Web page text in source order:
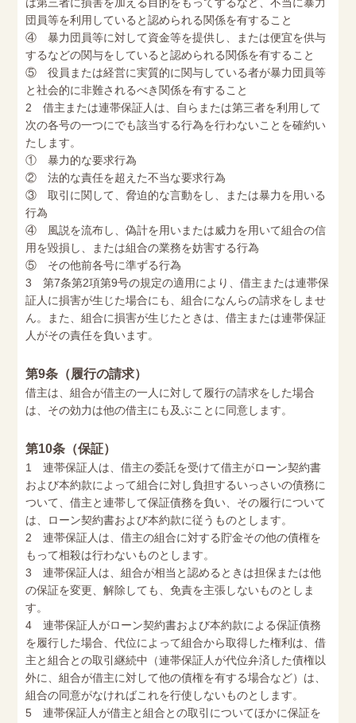
団員等を利用していると認められる関係を有すること
④ 暴力団員等に対して資金等を提供し、または便宜を供与
するなどの関与をしていると認められる関係を有すること
⑤ 役員または経営に実質的に関与している者が暴力団員等
と社会的に非難されるべき関係を有すること
2 借主または連帯保証人は、自らまたは第三者を利用して
次の各号の一つにでも該当する行為を行わないことを確約い
たします。
① 暴力的な要求行為
② 法的な責任を超えた不当な要求行為
③ 取引に関して、脅迫的な言動をし、または暴力を用いる
行為
④ 風説を流布し、偽計を用いまたは威力を用いて組合の信
用を毀損し、または組合の業務を妨害する行為
⑤ その他前各号に準ずる行為
3 第7条第2項第9号の規定の適用により、借主または連帯保
証人に損害が生じた場合にも、組合になんらの請求をしませ
ん。また、組合に損害が生じたときは、借主または連帯保証
人がその責任を負います。
第9条（履行の請求）
借主は、組合が借主の一人に対して履行の請求をした場合
は、その効力は他の借主にも及ぶことに同意します。
第10条（保証）
1 連帯保証人は、借主の委託を受けて借主がローン契約書
および本約款によって組合に対し負担するいっさいの債務に
ついて、借主と連帯して保証債務を負い、その履行について
は、ローン契約書および本約款に従うものとします。
2 連帯保証人は、借主の組合に対する貯金その他の債権を
もって相殺は行わないものとします。
3 連帯保証人は、組合が相当と認めるときは担保または他
の保証を変更、解除しても、免責を主張しないものとしま
す。
4 連帯保証人がローン契約書および本約款による保証債務
を履行した場合、代位によって組合から取得した権利は、借
主と組合との取引継続中（連帯保証人が代位弁済した債権以
外に、組合が借主に対して他の債権を有する場合など）は、
組合の同意がなければこれを行使しないものとします。
5 連帯保証人が借主と組合との取引についてほかに保証を